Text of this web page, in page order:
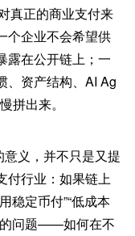
真正的商业支付来
个企业不会希望供
露在公开链上；一
、资产结构、AI Ag
拼出来。
义，并不只是又提
付行业：如果链上
稳定币付”“低成本
的问题——如何在不